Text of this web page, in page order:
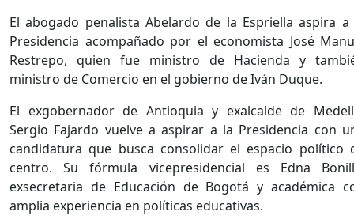
El abogado penalista Abelardo de la Espriella aspira a
Presidencia acompañado por el economista José
Restrepo, quien fue ministro de Hacienda y
ministro de Comercio en el gobierno de Iván Duque.
El exgobernador de Antioquia y exalcalde de
Sergio Fajardo vuelve a aspirar a la Presidencia con
candidatura que busca consolidar el espacio político
centro. Su fórmula vicepresidencial es Edna
exsecretaria de Educación de Bogotá y académica
amplia experiencia en políticas educativas.